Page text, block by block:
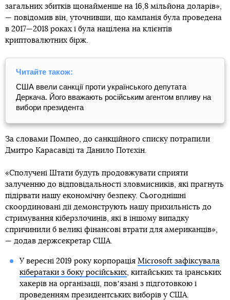
загальних збитків щонайменше на 16,8 мільйона доларів»,
— повідомив він, уточнивши, що кампанія була проведена
в 2017—2018 роках і була націлена на клієнтів
криптовалютних бірж.
Читайте також:
США ввели санкції проти українського депутата
Деркача. Його вважають російським агентом впливу на
вибори президента
За словами Помпео, до санкційного списку потрапили
Дмитро Карасавіді та Данило Потєхін.
«Сполучені Штати будуть продовжувати сприяти
залученню до відповідальності зловмисників, які прагнуть
підірвати нашу економічну безпеку. Сьогоднішні
скоординовані дії демонструють нашу прихильність до
стримування кіберзлочинів, які в іншому випадку
спричинили б великі фінансові втрати для американців»,
— додав держсекретар США.
У вересні 2019 року корпорація Microsoft зафіксувала
кібератаки з боку російських, китайських та іранських
хакерів на організації, повʼязані з підготовкою і
проведенням президентських виборів у США.